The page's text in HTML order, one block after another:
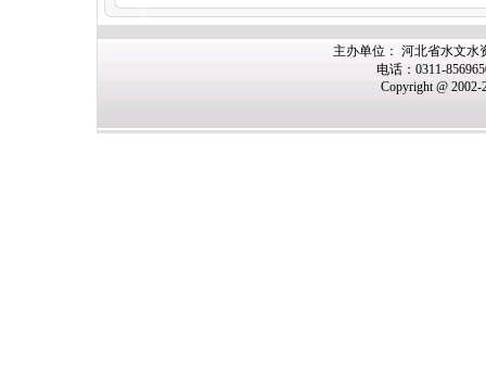
主办单位： 河北省水文水
电话：0311-
Copyright @ 2002-